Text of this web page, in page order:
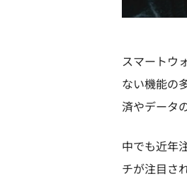
スマートウ
ない機能の
済やデータ
中でも近年
チが注目さ